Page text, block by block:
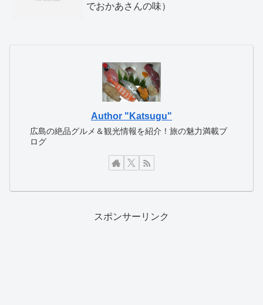
でおかあさんの味）
Author "Katsugu"
広島の絶品グルメ＆観光情報を紹介！旅の魅力満載ブ
ログ
スポンサーリンク